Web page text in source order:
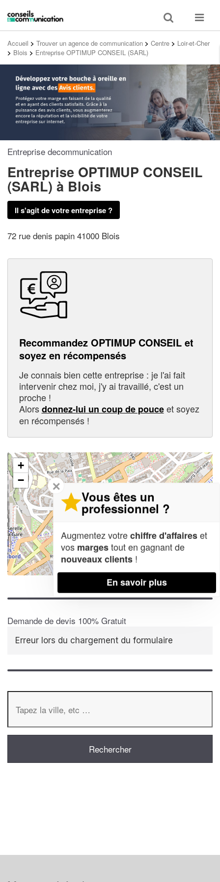
Toggle
search
Toggle
Accueil > Trouver un agence de communication > Centre > Loir-et-Cher
> Blois > Entreprise OPTIMUP CONSEIL (SARL)
Entreprise decommunication
Entreprise OPTIMUP CONSEIL
(SARL) à Blois
Il s'agit de votre entreprise ?
72 rue denis papin 41000 Blois
Recommandez OPTIMUP CONSEIL et
soyez en récompensés
Je connais bien cette entreprise : je l'ai fait
intervenir chez moi, j'y ai travaillé, c'est un
proche !
Alorsdonnez-lui un coup de pouceet soyez
en récompensés !
+
−
Leaflet| Map data ©OpenStreetMap contributors,CC-BY-SA
Demande de devis 100% Gratuit
Erreur lors du chargement du formulaire
✕
Vous êtes un
professionnel ?
Augmentez votrechiffre d'affaireset
vos margestout en gagnant de
nouveaux clients !
En savoir plus